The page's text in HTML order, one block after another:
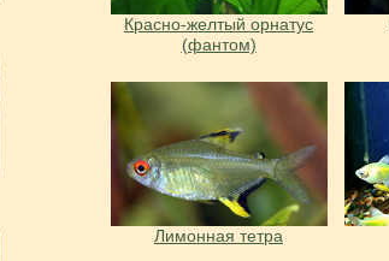
Красно-желтый орнатус
(фантом)
Лимонная тетра